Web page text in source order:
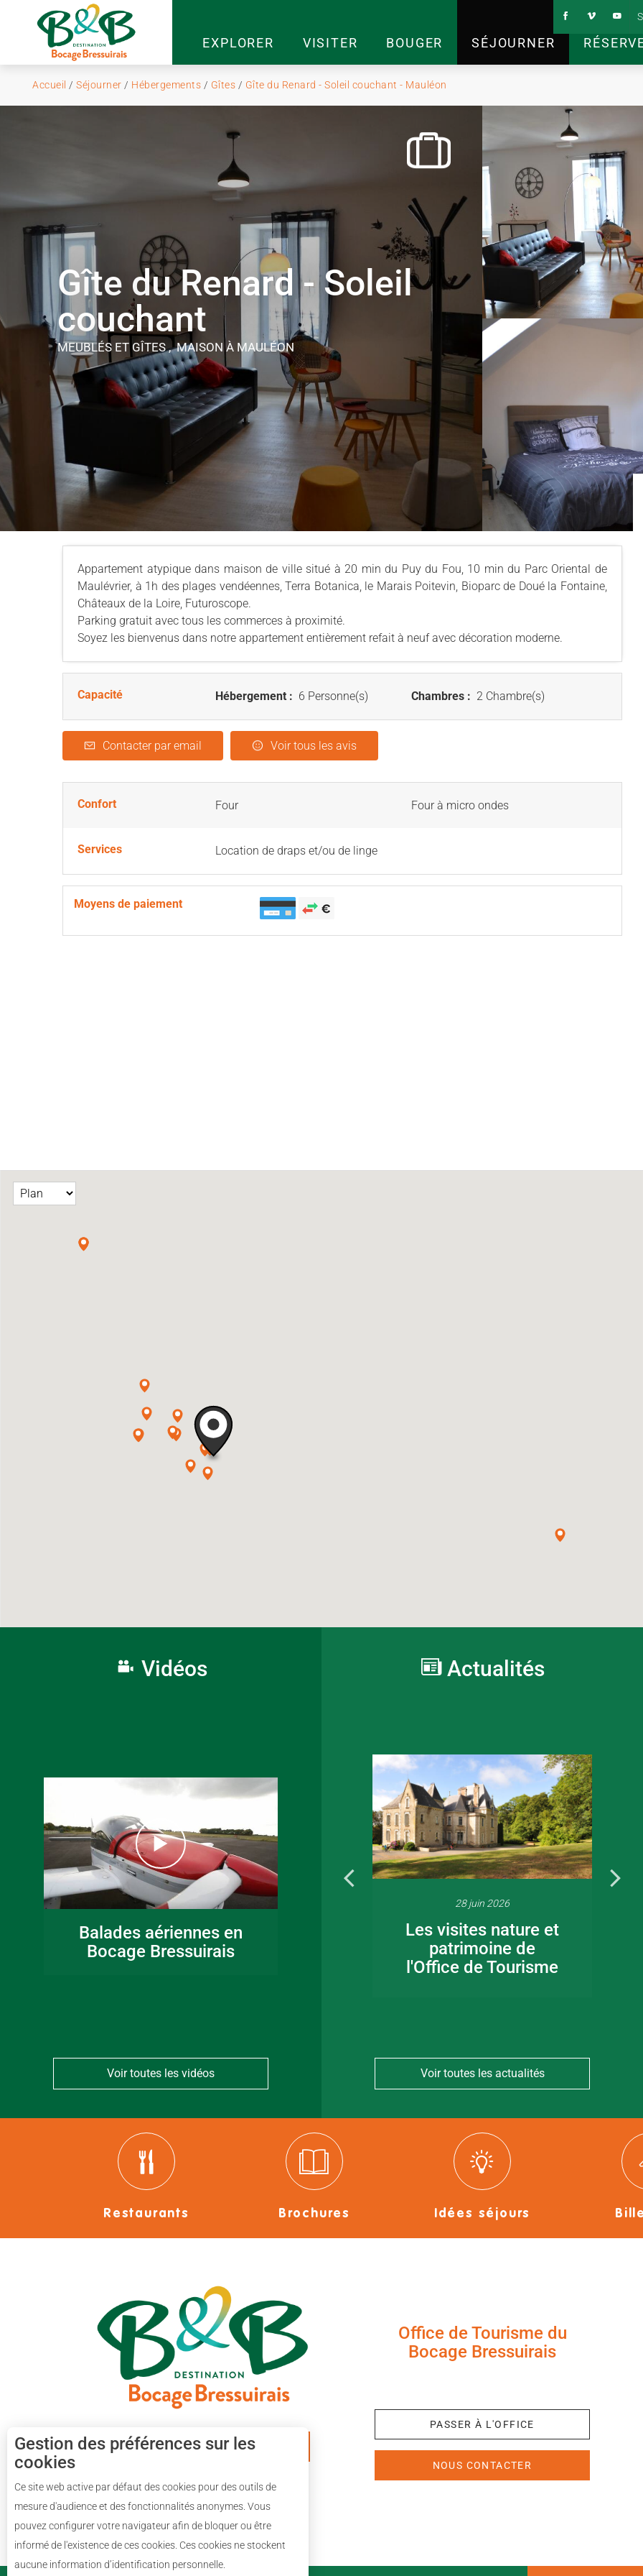
EXPLORER VISITER BOUGER SÉJOURNER
Accueil / Séjourner / Hébergements / Gîtes / Gîte du Renard - Soleil couchant - Mauléon
Gîte du Renard - Soleil
couchant
MEUBLÉS ET GÎTES , MAISONÀ MAULÉON
Appartement atypique dans maison de ville situé à 20 min du Puy du Fou, 10 min du Parc Oriental de
Maulévrier, à 1h des plages vendéennes, Terra Botanica, le Marais Poitevin, Bioparc de Doué la Fontaine,
Châteaux de la Loire, Futuroscope.
Parking gratuit avec tous les commerces à proximité.
Soyez les bienvenus dans notre appartement entièrement refait à neuf avec décoration moderne.
Capacité Hébergement : 6 Personne(s) Chambres : 2 Chambre(s)
Contacter par email Voir tous les avis
Confort Four Four à micro ondes
Services Location de draps et/ou de linge
Moyens de paiement
Vidéos
Balades aériennes en
Bocage Bressuirais
Voir toutes les vidéos
Actualités
16 juin 2026
Fête de la musique
en Bocage
28 juin 2026
Les visites nature et
patrimoine de
l'Office de Tourisme
Voir toutes les actualités
Restaurants Brochures Idées séjours
APPLICATION MOBILE
Office de Tourisme du
Bocage Bressuirais
PASSER À L'OFFICE
NOUS CONTACTER
Gestion des préférences sur les
cookies
Ce site web active par défaut des cookies pour des outils de
mesure d'audience et des fonctionnalités anonymes. Vous
pouvez configurer votre navigateur afin de bloquer ou être
informé de l'existence de ces cookies. Ces cookies ne stockent
aucune information d’identification personnelle.